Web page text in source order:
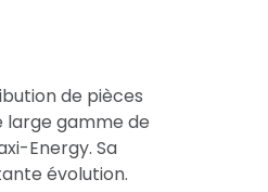
de pièces
large gamme de
Energy. Sa
évolution.